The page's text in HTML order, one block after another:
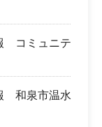
コミュニテ
和泉市温水